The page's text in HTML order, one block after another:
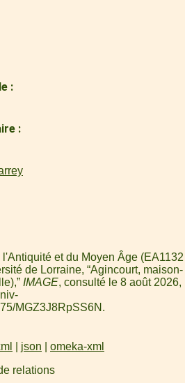
et du Moyen Âge (EA1132
de Lorraine, “Agincourt, maison-
IMAGE, consulté le 8 août 2026,
MGZ3J8RpSS6N .
json
omeka-xml
relations